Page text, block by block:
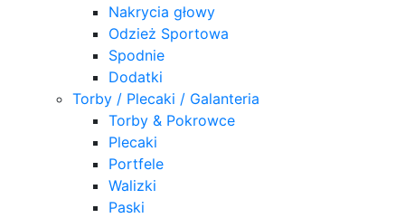
Nakrycia głowy
Odzież Sportowa
Spodnie
Dodatki
Torby / Plecaki / Galanteria
Torby & Pokrowce
Plecaki
Portfele
Walizki
Paski